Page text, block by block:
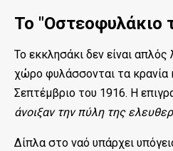
Το "Οστεοφυλάκιο
Το εκκλησάκι δεν είναι
χώρο φυλάσσονται τα
Σεπτέμβριο του 1916. Η
άνοιξαν την πύλη της
Δίπλα στο ναό υπάρχει